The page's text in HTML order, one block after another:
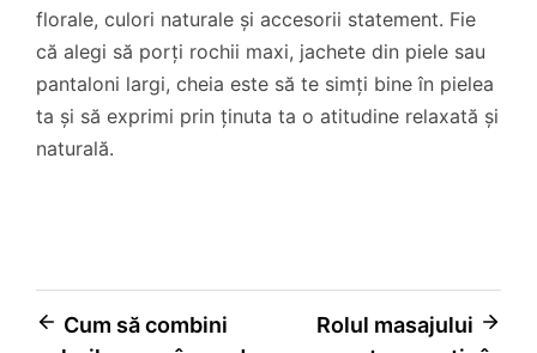
florale, culori naturale și accesorii statement. Fie
că alegi să porți rochii maxi, jachete din piele sau
pantaloni largi, cheia este să te simți bine în pielea
ta și să exprimi prin ținuta ta o atitudine relaxată și
naturală.
Navigare
Cum să combini
Rolul masajului